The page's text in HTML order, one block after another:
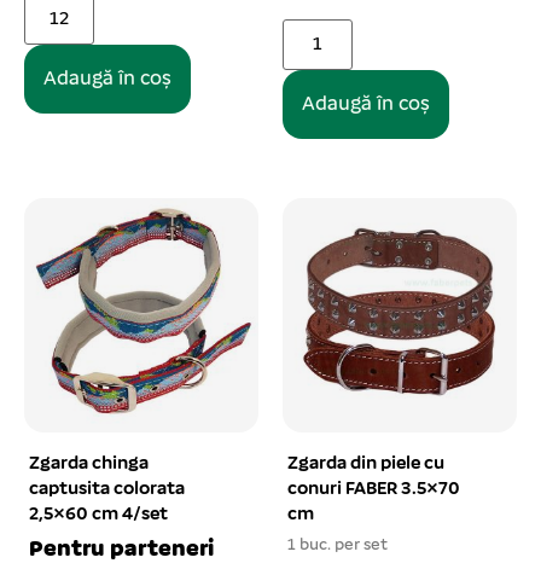
Adaugă în coș
Adaugă în coș
Zgarda chinga
captusita colorata
2,5×60 cm 4/set
Pentru parteneri
Zgarda din piele cu
conuri FABER 3.5×70
cm
1 buc. per set